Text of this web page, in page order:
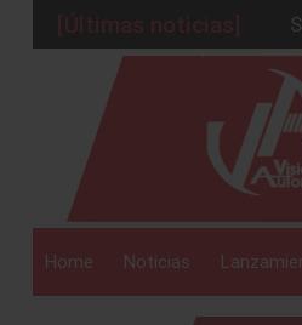
[Últimas noticias]
Home Noticias